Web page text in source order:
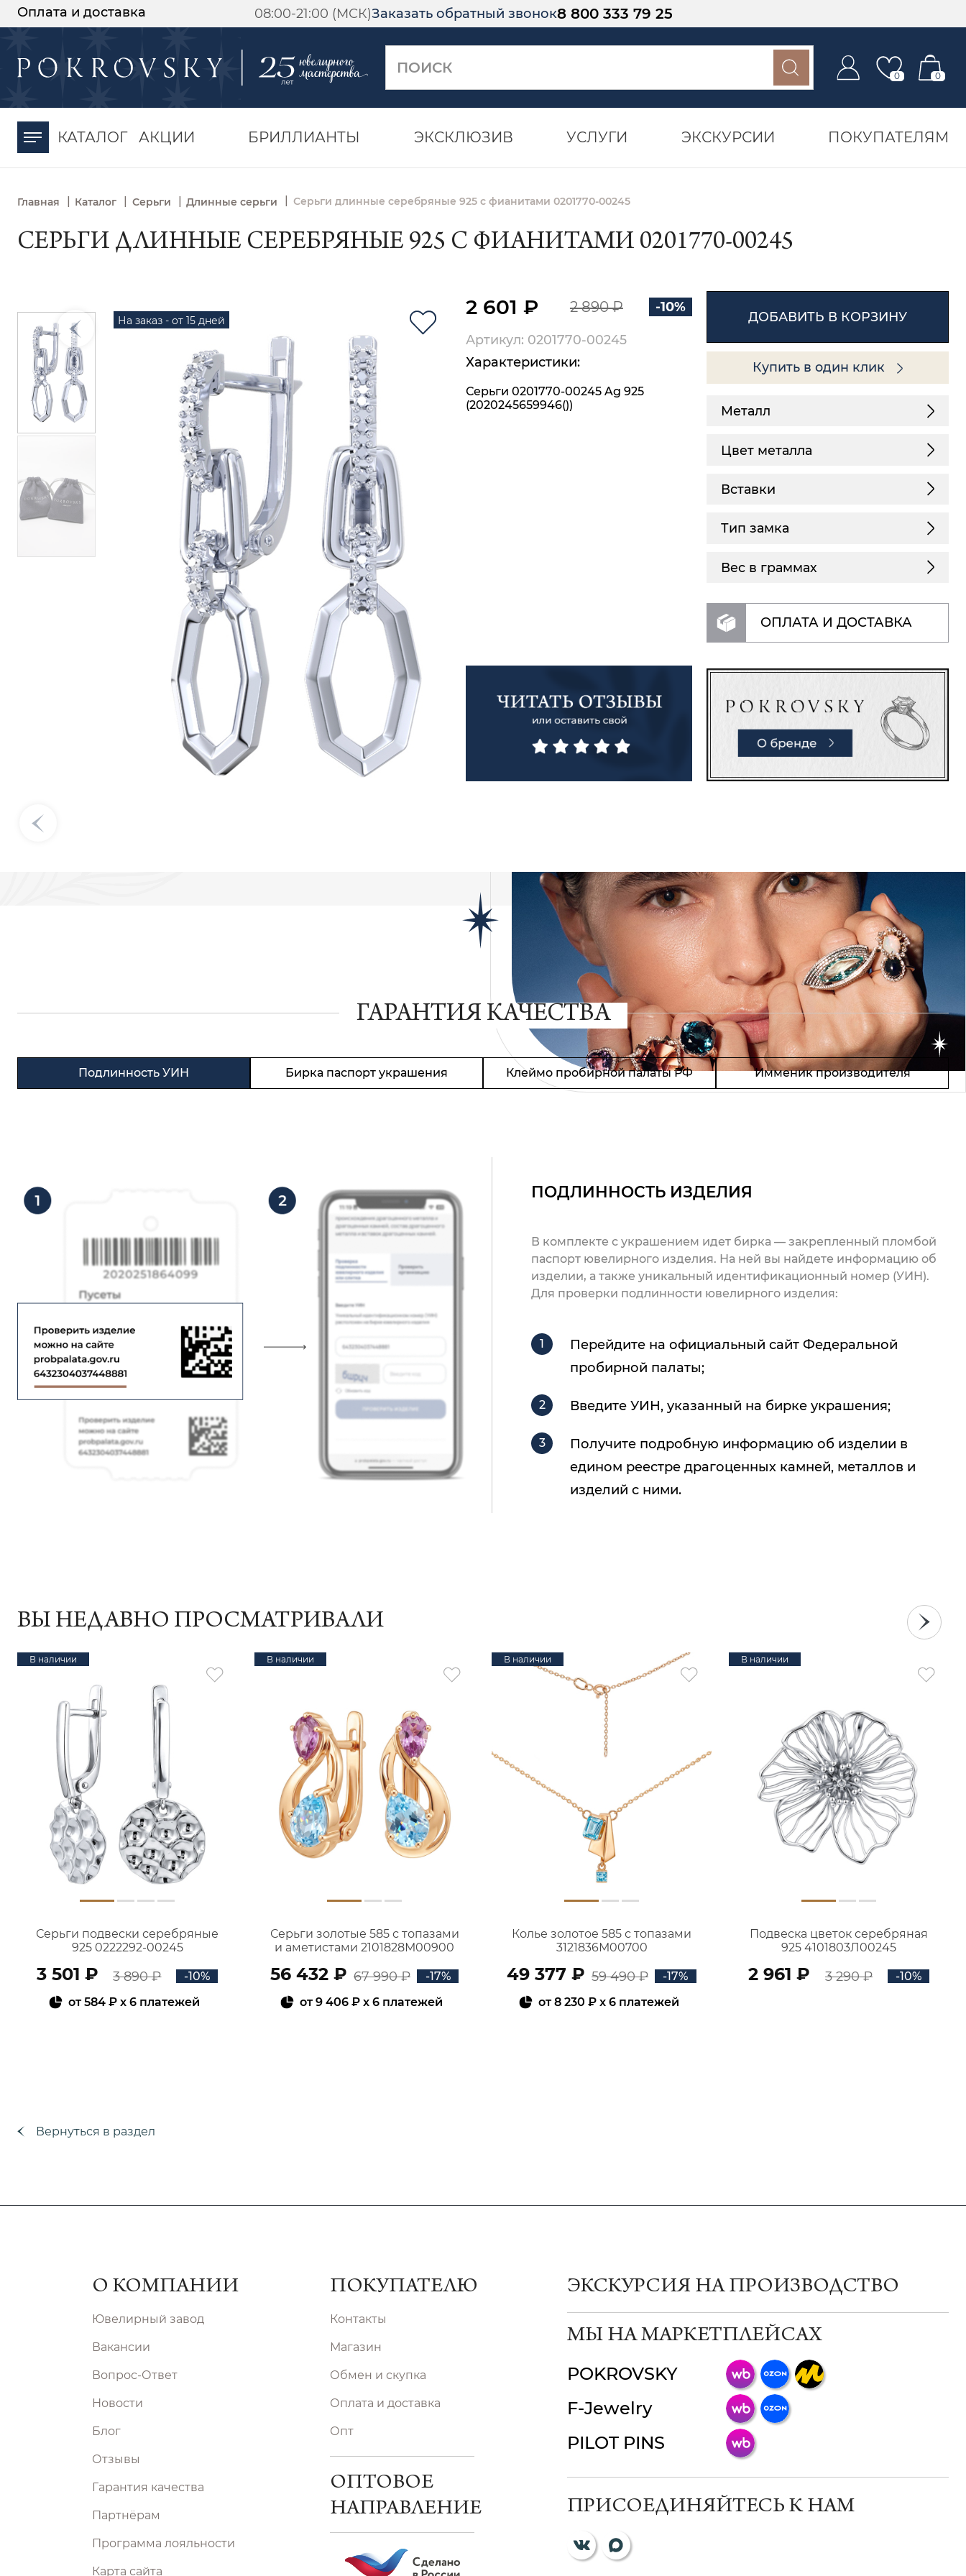
Оплата и доставка 08:00-21:00 (МСК)Заказать обратный звонок8 800 333 79 25
0 0
КАТАЛОГ АКЦИИ БРИЛЛИАНТЫ ЭКСКЛЮЗИВ УСЛУГИ ЭКСКУРСИИ ПОКУПАТЕЛЯМ
Главная | Каталог | Серьги | Длинные серьги Серьги длинные серебряные 925 с фианитами 0201770-00245
СЕРЬГИ ДЛИННЫЕ СЕРЕБРЯНЫЕ 925 С ФИАНИТАМИ 0201770-00245
На заказ - от 15 дней
2 601 ₽ 2 890 ₽ -10%
Артикул: 0201770-00245
Характеристики:
Серьги 0201770-00245 Ag 925
(2020245659946())
ДОБАВИТЬ В КОРЗИНУ
Купить в один клик
Металл
Цвет металла
Вставки
Тип замка
Вес в граммах
ОПЛАТА И ДОСТАВКА
ГАРАНТИЯ КАЧЕСТВА
Подлинность УИН Бирка паспорт украшения Клеймо пробирной палаты РФ Имменик производителя
ПОДЛИННОСТЬ ИЗДЕЛИЯ
В комплекте с украшением идет бирка — закрепленный пломбой
паспорт ювелирного изделия. На ней вы найдете информацию об
изделии, а также уникальный идентификационный номер (УИН).
Для проверки подлинности ювелирного изделия:
Перейдите на официальный сайт Федеральной
пробирной палаты;
Введите УИН, указанный на бирке украшения;
Получите подробную информацию об изделии в
едином реестре драгоценных камней, металлов и
изделий с ними.
ВЫ НЕДАВНО ПРОСМАТРИВАЛИ
В наличии
Серьги подвески серебряные
925 0222292-00245
3 501 ₽ 3 890 ₽
-10%
от584 ₽ x 6 платежей
В наличии
Серьги золотые 585 с топазами
и аметистами 2101828М00900
56 432 ₽ 67 990 ₽
-17%
от9 406 ₽ x 6 платежей
В наличии
Колье золотое 585 с топазами
3121836М00700
49 377 ₽ 59 490 ₽
-17%
от8 230 ₽x 6 платежей
В наличии
Подвеска цветок серебряная
925 4101803Л00245
2 961 ₽ 3 290 ₽ -10%
Вернуться в раздел
О КОМПАНИИ
Ювелирный завод
Вакансии
Вопрос-Ответ
Новости
Блог
Отзывы
Гарантия качества
Партнёрам
Программа лояльности
Карта сайта
ПОКУПАТЕЛЮ
Контакты
Магазин
Обмен и скупка
Оплата и доставка
Опт
ОПТОВОЕ
НАПРАВЛЕНИЕ
ЭКСКУРСИЯ НА ПРОИЗВОДСТВО
МЫ НА МАРКЕТПЛЕЙСАХ
POKROVSKY
F-Jewelry
PILOT PINS
ПРИСОЕДИНЯЙТЕСЬ К НАМ
-30%
момента оплаты
ChatApp
мессенджер!